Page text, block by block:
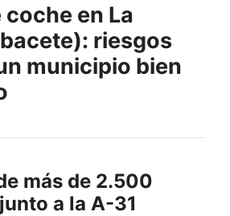
en La
riesgos
municipio bien
más de 2.500
a la A-31